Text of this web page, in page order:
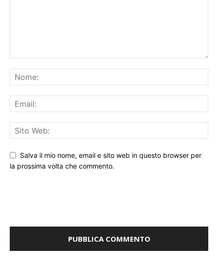
Salva il mio nome, email e sito web in questo browser per
la prossima volta che commento.